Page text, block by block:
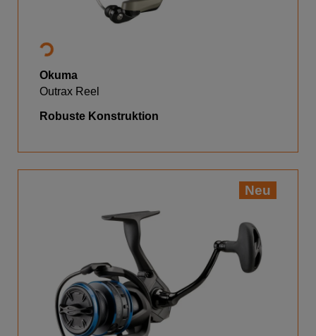
Okuma
Outrax Reel
Robuste Konstruktion
Neu